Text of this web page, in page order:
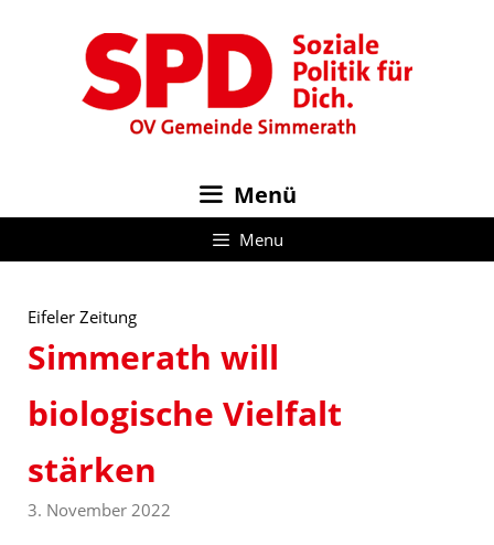
Menü
Menu
Eifeler Zeitung
Simmerath will
biologische Vielfalt
stärken
3. November 2022